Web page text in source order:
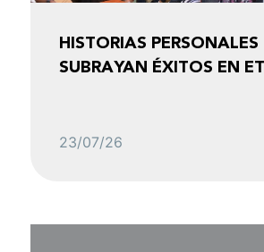
HISTORIAS PERSONALES
SUBRAYAN ÉXITOS EN
23/07/26